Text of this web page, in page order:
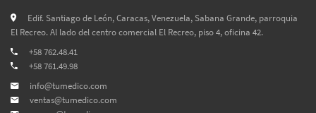
Edif. Santiago de León, Caracas, Venezuela, Sabana Grande, parroquia
El Recreo. Al lado del centro comercial El Recreo, piso 4, oficina 42.
+58 762.48.41
+58 761.49.98
info@tumedico.com
ventas@tumedico.com